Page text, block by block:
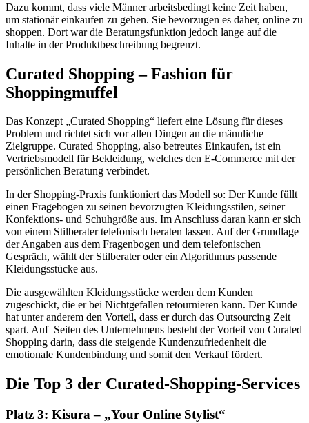
Dazu kommt, dass viele Männer arbeitsbedingt keine Zeit haben,
um stationär einkaufen zu gehen. Sie bevorzugen es daher, online zu
shoppen. Dort war die Beratungsfunktion jedoch lange auf die
Inhalte in der Produktbeschreibung begrenzt.
Curated Shopping – Fashion für
Shoppingmuffel
Das Konzept „Curated Shopping“ liefert eine Lösung für dieses
Problem und richtet sich vor allen Dingen an die männliche
Zielgruppe. Curated Shopping, also betreutes Einkaufen, ist ein
Vertriebsmodell für Bekleidung, welches den E-Commerce mit der
persönlichen Beratung verbindet.
In der Shopping-Praxis funktioniert das Modell so: Der Kunde füllt
einen Fragebogen zu seinen bevorzugten Kleidungsstilen, seiner
Konfektions- und Schuhgröße aus. Im Anschluss daran kann er sich
von einem Stilberater telefonisch beraten lassen. Auf der Grundlage
der Angaben aus dem Fragenbogen und dem telefonischen
Gespräch, wählt der Stilberater oder ein Algorithmus passende
Kleidungsstücke aus.
Die ausgewählten Kleidungsstücke werden dem Kunden
zugeschickt, die er bei Nichtgefallen retournieren kann. Der Kunde
hat unter anderem den Vorteil, dass er durch das Outsourcing Zeit
spart. Auf Seiten des Unternehmens besteht der Vorteil von Curated
Shopping darin, dass die steigende Kundenzufriedenheit die
emotionale Kundenbindung und somit den Verkauf fördert.
Die Top 3 der Curated-Shopping-Services
Platz 3: Kisura – „Your Online Stylist“